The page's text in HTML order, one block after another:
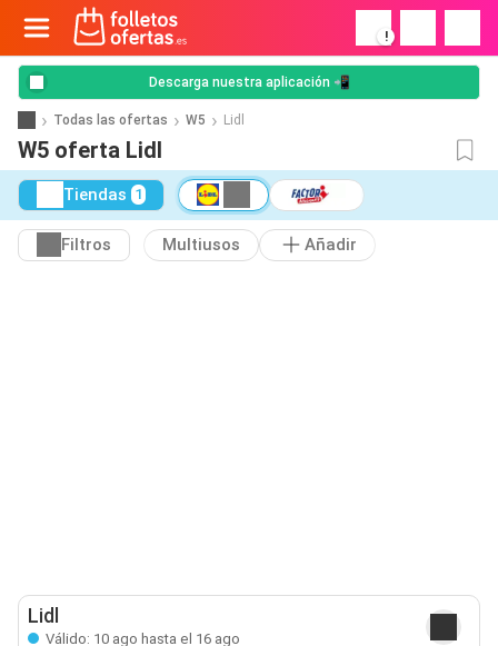
!
Descarga nuestra aplicación 📲
Todas las ofertas W5 Lidl
W5 oferta Lidl
Tiendas 1
Filtros Multiusos Añadir
Lidl
Válido: 10 ago hasta el 16 ago